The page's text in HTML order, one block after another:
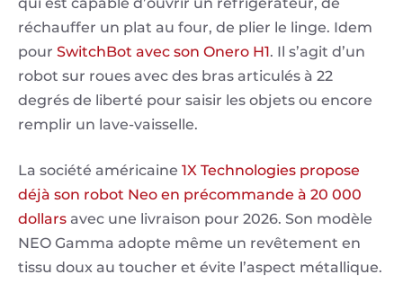
réchauffer un plat au four, de plier le linge. Idem
pour SwitchBot avec son Onero H1. Il s’agit d’un
robot sur roues avec des bras articulés à 22
degrés de liberté pour saisir les objets ou encore
remplir un lave-vaisselle.
La société américaine 1X Technologies propose
déjà son robot Neo en précommande à 20 000
dollars avec une livraison pour 2026. Son modèle
NEO Gamma adopte même un revêtement en
tissu doux au toucher et évite l’aspect métallique.